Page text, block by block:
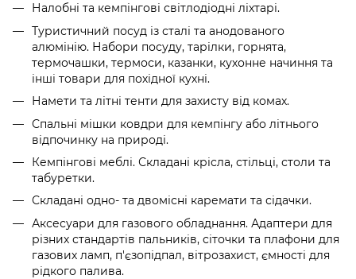
Налобні та кемпінгові світлодіодні ліхтарі.
Туристичний посуд із сталі та анодованого
алюмінію. Набори посуду, тарілки, горнята,
термочашки, термоси, казанки, кухонне начиння та
інші товари для похідної кухні.
Намети та літні тенти для захисту від комах.
Спальні мішки ковдри для кемпінгу або літнього
відпочинку на природі.
Кемпінгові меблі. Складані крісла, стільці, столи та
табуретки.
Складані одно- та двомісні каремати та сідачки.
Аксесуари для газового обладнання. Адаптери для
різних стандартів пальників, сіточки та плафони для
газових ламп, п'єзопідпал, вітрозахист, ємності для
рідкого палива.